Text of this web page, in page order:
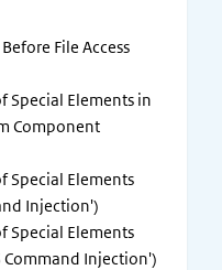
File Access
Special Elements in
Component
Special Elements
Injection')
Special Elements
Command Injection')